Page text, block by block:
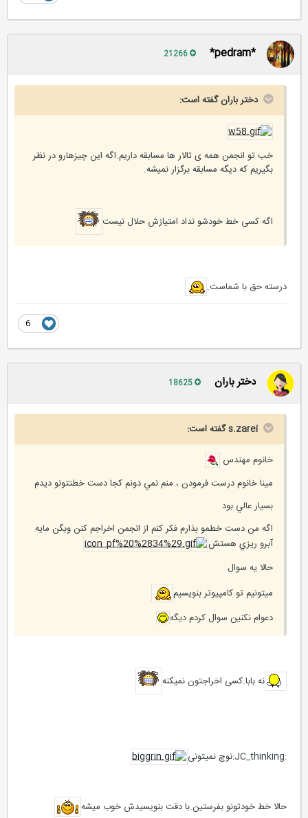
دختر باران گفته است:
خب تو انجمن همه ی تالار ها مسابقه داریم.اگه این چیزهارو در نظر
بگیریم که دیگه مسابقه برگزار نمیشه.
اگه کسی خط خودشو نداد امتیازش حلال نیست
درسته حق با شماست.
دختر باران
s.zarei گفته است:
خانوم مهندس
مينا خانوم درست فرمودن ، منم نمي دونم كجا دست خطتتونو ديدم
بسيار عالي بود
اگه من دست خطمو بذارم فكر كنم از انجمن اخراجم كنن وبگن مايه
آبرو ريزي هستش
حالا يه سوال
ميتونيم تو كامپيوتر بنويسيم
دعوام نكنين سوال كردم ديگه
نه بابا.کسی اخراجتون نمیکنه
حالا خط خودتونو بفرستین.با دقت بنویسیدش خوب میشه